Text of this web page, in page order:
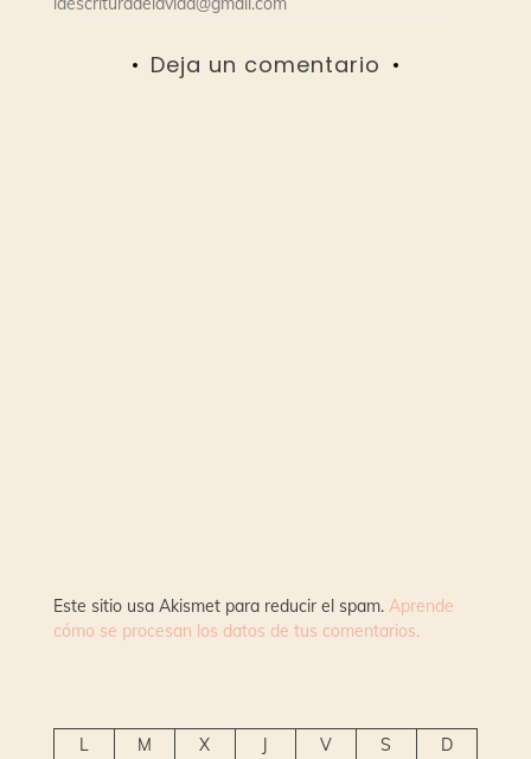
Deja un comentario
Este sitio usa Akismet para reducir el spam. Aprende
cómo se procesan los datos de tus comentarios.
L M X J V S
D